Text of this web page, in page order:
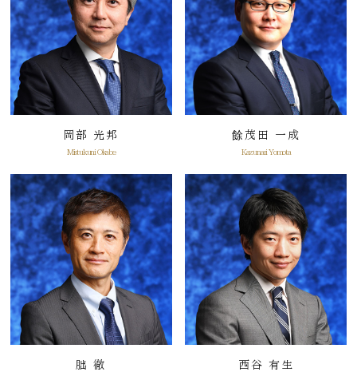
岡部 光邦
Mistukuni Okabe
餘茂田 一成
Kazunari Yomota
朏 徹 西谷 有生